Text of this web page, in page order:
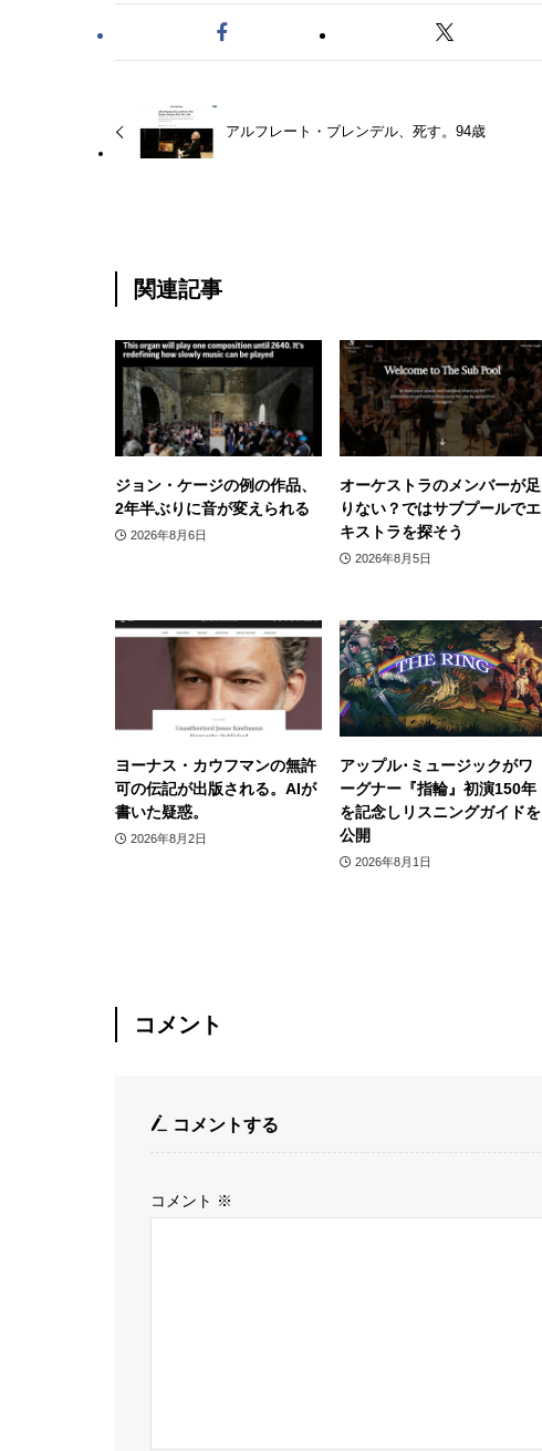
アルフレート・ブレンデル、死す。94歳
関連記事
ジョン・ケージの例の作品、
2年半ぶりに音が変えられる
2026年8月6日
オーケストラのメンバーが足
りない？ではサブプールでエ
キストラを探そう
2026年8月5日
ヨーナス・カウフマンの無許
可の伝記が出版される。AIが
書いた疑惑。
2026年8月2日
アップル･ミュージックがワ
ーグナー『指輪』初演150年
を記念しリスニングガイドを
公開
2026年8月1日
コメント
コメントする
コメント ※